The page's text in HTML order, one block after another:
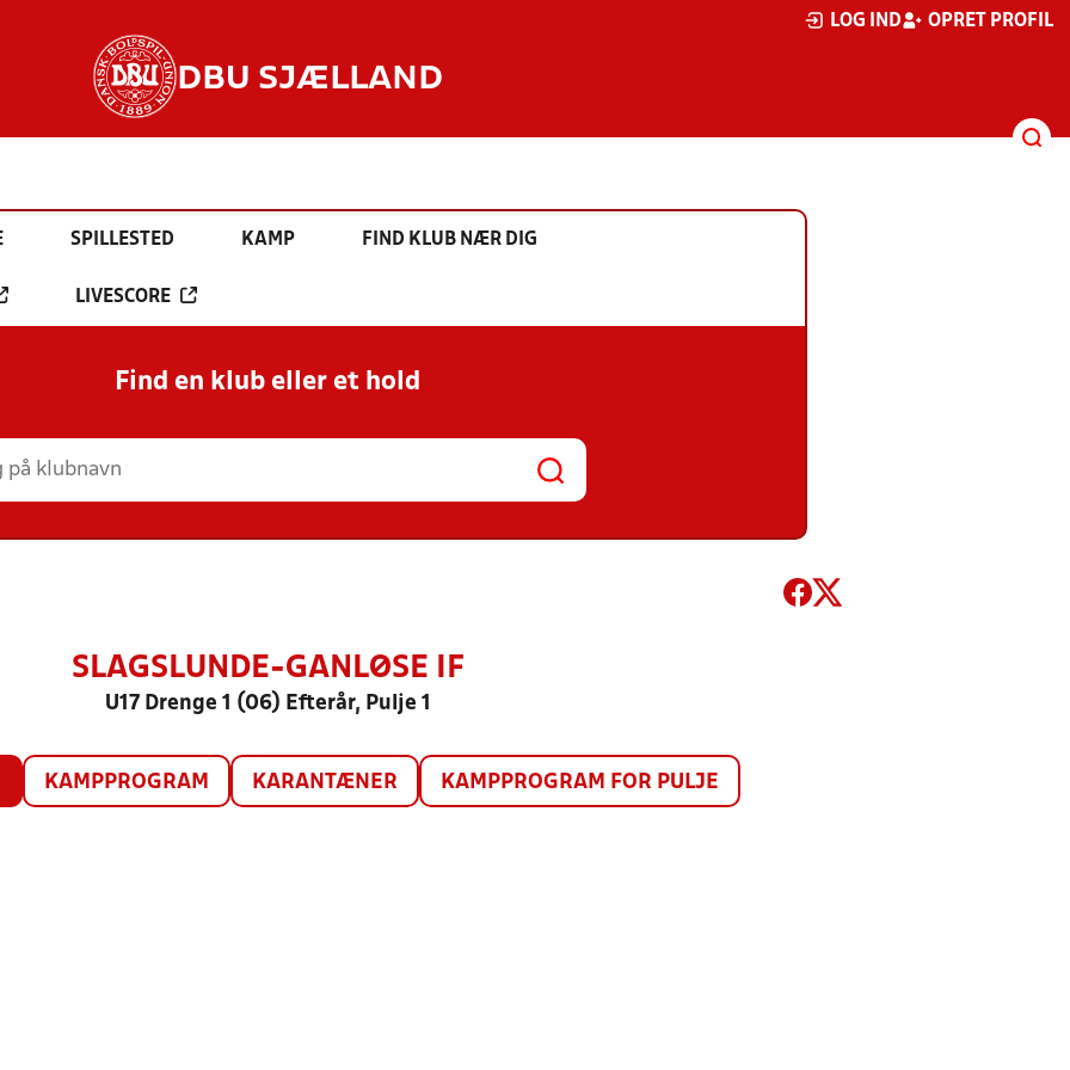
LOG IND OPRET PROFIL
DBU SJÆLLAND
SPILLESTED KAMP FIND KLUB NÆR DIG
LIVESCORE
Find en klub eller et hold
SLAGSLUNDE-GANLØSE IF
U17 Drenge 1 (06) Efterår, Pulje 1
KAMPPROGRAM KARANTÆNER KAMPPROGRAM FOR PULJE